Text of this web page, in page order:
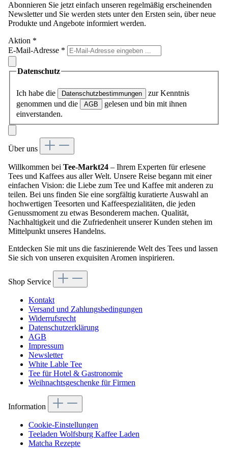
Abonnieren Sie jetzt einfach unseren regelmäßig erscheinenden
Newsletter und Sie werden stets unter den Ersten sein, über neue
Produkte und Angebote informiert werden.
Aktion *
E-Mail-Adresse *
Datenschutz
Ich habe die Datenschutzbestimmungen
zur Kenntnis
genommen und die
AGB
gelesen und bin mit ihnen
einverstanden.
Über uns
Willkommen bei Tee-Markt24 – Ihrem Experten für erlesene
Tees und Kaffees aus aller Welt. Unsere Reise begann mit einer
einfachen Vision: die Liebe zum Tee und Kaffee mit anderen zu
teilen. Bei uns finden Sie eine sorgfältig kuratierte Auswahl an
hochwertigen Teesorten und Kaffeespezialitäten, die jeden
Genussmoment zu etwas Besonderem machen. Qualität,
Nachhaltigkeit und die Zufriedenheit unserer Kunden stehen im
Mittelpunkt unseres Handelns.
Entdecken Sie mit uns die faszinierende Welt des Tees und lassen
Sie sich von unseren exquisiten Aromen inspirieren.
Shop Service
Kontakt
Versand und Zahlungsbedingungen
Widerrufsrecht
Datenschutzerklärung
AGB
Impressum
Newsletter
White Lable Tee
Tee für Hotel & Gastronomie
Weihnachtsgeschenke für Firmen
Information
Cookie-Einstellungen
Teeladen Wolfsburg Kaffee Laden
Matcha Rezepte